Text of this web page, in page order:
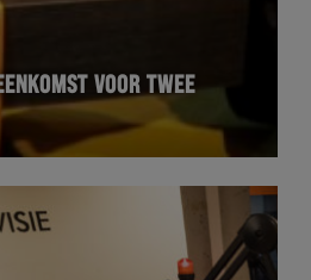
VOOR TWEE